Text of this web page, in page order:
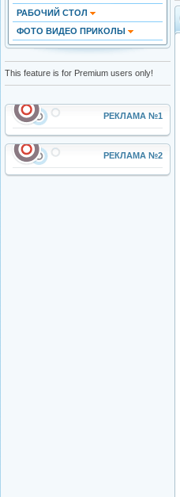
РАБОЧИЙ СТОЛ
ФОТО ВИДЕО ПРИКОЛЫ
This feature is for Premium users only!
РЕКЛАМА №1
РЕКЛАМА №2